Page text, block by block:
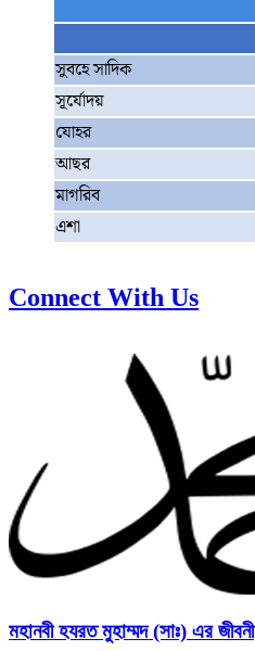
সুবহে সাদিক
সূর্যোদয়
যোহর
আছর
মাগরিব
এশা
Connect With Us
মহানবী হযরত মুহাম্মদ (সাঃ) এর জীবনী